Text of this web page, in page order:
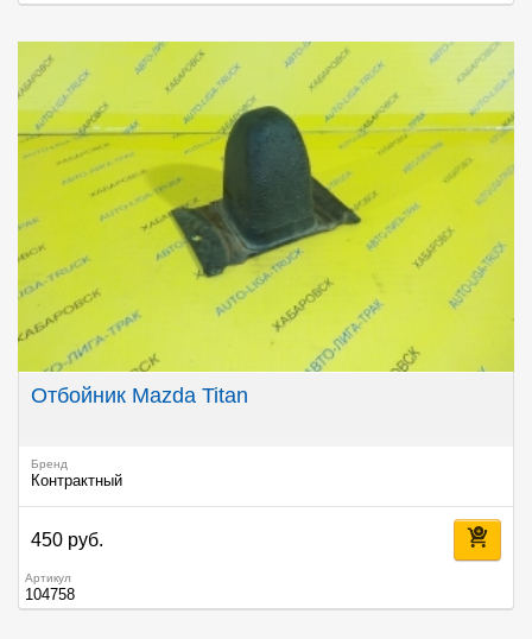
Отбойник Mazda Titan
Бренд
Контрактный
450 руб.
Артикул
104758